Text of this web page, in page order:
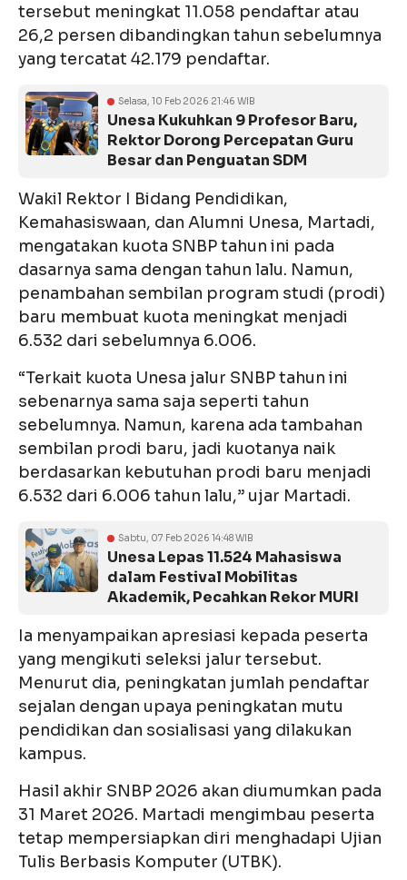
tersebut meningkat 11.058 pendaftar atau
26,2 persen dibandingkan tahun sebelumnya
yang tercatat 42.179 pendaftar.
Selasa, 10 Feb 2026 21:46 WIB
Unesa Kukuhkan 9 Profesor Baru,
Rektor Dorong Percepatan Guru
Besar dan Penguatan SDM
Wakil Rektor I Bidang Pendidikan,
Kemahasiswaan, dan Alumni Unesa, Martadi,
mengatakan kuota SNBP tahun ini pada
dasarnya sama dengan tahun lalu. Namun,
penambahan sembilan program studi (prodi)
baru membuat kuota meningkat menjadi
6.532 dari sebelumnya 6.006.
“Terkait kuota Unesa jalur SNBP tahun ini
sebenarnya sama saja seperti tahun
sebelumnya. Namun, karena ada tambahan
sembilan prodi baru, jadi kuotanya naik
berdasarkan kebutuhan prodi baru menjadi
6.532 dari 6.006 tahun lalu,” ujar Martadi.
Sabtu, 07 Feb 2026 14:48 WIB
Unesa Lepas 11.524 Mahasiswa
dalam Festival Mobilitas
Akademik, Pecahkan Rekor MURI
Ia menyampaikan apresiasi kepada peserta
yang mengikuti seleksi jalur tersebut.
Menurut dia, peningkatan jumlah pendaftar
sejalan dengan upaya peningkatan mutu
pendidikan dan sosialisasi yang dilakukan
kampus.
Hasil akhir SNBP 2026 akan diumumkan pada
31 Maret 2026. Martadi mengimbau peserta
tetap mempersiapkan diri menghadapi Ujian
Tulis Berbasis Komputer (UTBK).